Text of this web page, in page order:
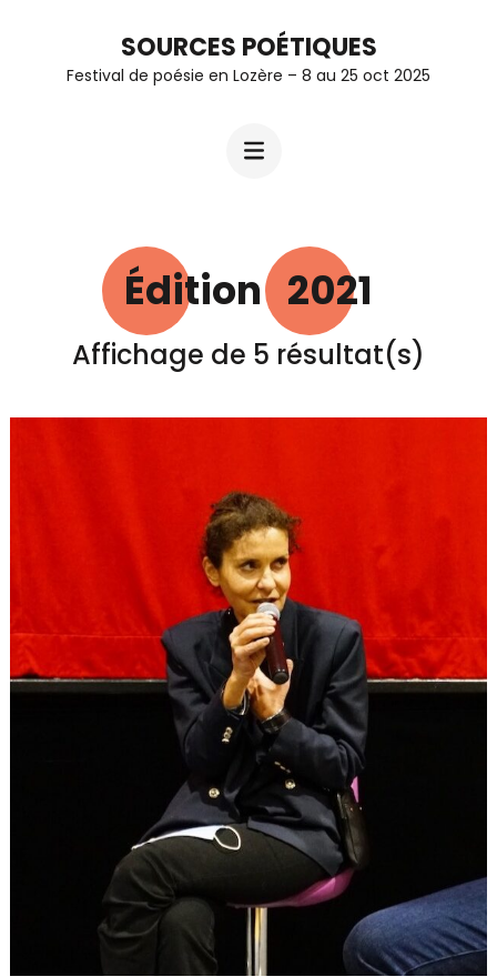
SOURCES POÉTIQUES
Festival de poésie en Lozère – 8 au 25 oct 2025
Édition : 2021
Affichage de 5 résultat(s)